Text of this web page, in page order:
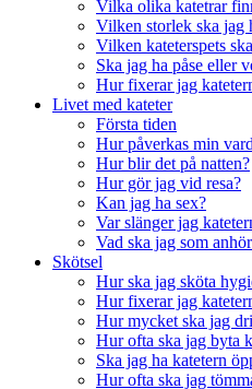
Vilka olika katetrar
Vilken storlek ska jag
Vilken kateterspets
Ska jag ha påse eller
Hur fixerar jag
Livet med kateter
Första tiden
Hur påverkas min
Hur blir det på natten?
Hur gör jag vid resa?
Kan jag ha sex?
Var slänger jag
Vad ska jag som
Skötsel
Hur ska jag sköta
Hur fixerar jag
Hur mycket ska jag
Hur ofta ska jag byta
Ska jag ha katetern
Hur ofta ska jag